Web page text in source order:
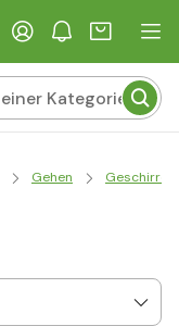
Gehen Geschirre